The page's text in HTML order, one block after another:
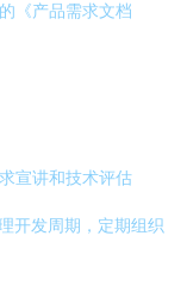
《产品需求文档
宣讲和技术评估
开发周期，定期组织